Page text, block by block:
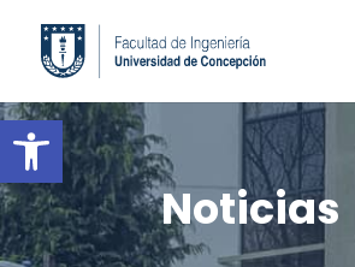
Open toolbar
Noticias